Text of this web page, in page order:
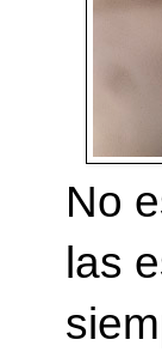
No
las